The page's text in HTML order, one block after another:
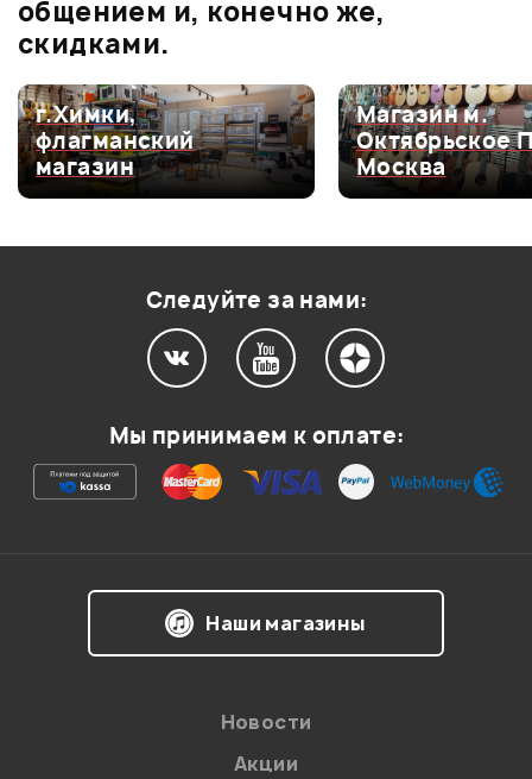
Оценка5
0
Оценка4
0
Оценка3
0
Ваша оценка:
общением и, конечно же,
скидками.
г.Химки,
флагманский
магазин
Магазин м.
Октябрьское
Москва
Следуйте за нами:
Мы принимаем к оплате:
Наши магазины
Новости
Акции